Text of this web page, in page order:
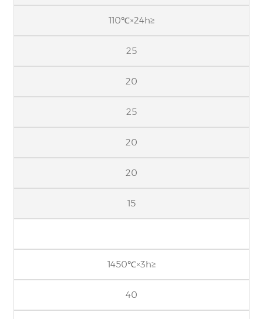
110℃×24h≥
25
20
25
20
20
15
1450℃×3h≥
40